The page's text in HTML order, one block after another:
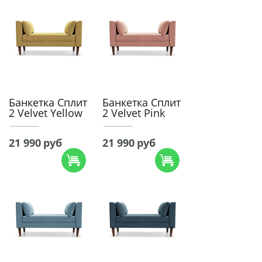
Банкетка Сплит
2 Velvet Yellow
21 990 руб
Банкетка Сплит
2 Velvet Pink
21 990 руб